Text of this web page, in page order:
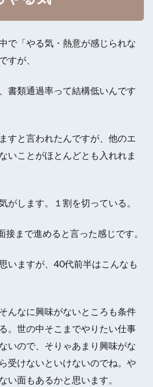
で「やる気・熱意が感じられな
すが、
書類通過率って結構低いんです
すと言われたんですが、他のエ
いことがほとんどとも入れれま
がします。１割を切っている。
まで進めると言った感じです。
いますが、40代前半はこんなも
んなに興味がないところも条件
。世の中そこまでやりたい仕事
いので、そりゃあまり興味がな
受けないといけないのでね。や
い面もあるかと思います。